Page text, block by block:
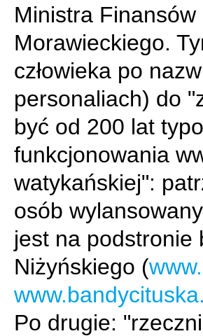
Ministra
Morawieckiego.
człowieka po
personaliach) do
być od 200 lat
funkcjonowania
watykańskiej":
osób
jest na podstronie
Niżyńskiego (
Po drugie: